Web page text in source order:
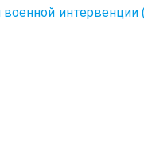
интервенции